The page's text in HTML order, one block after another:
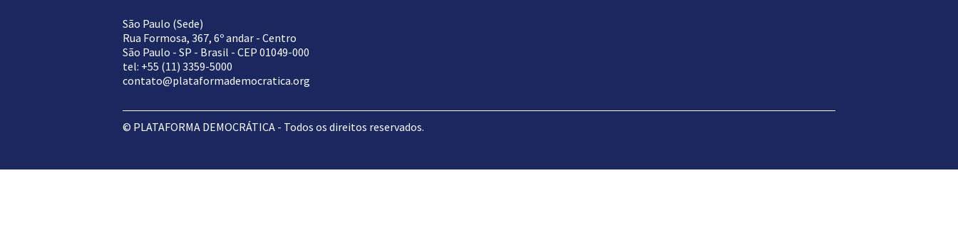
São Paulo (Sede)
Rua Formosa, 367, 6º andar - Centro
São Paulo - SP - Brasil - CEP 01049-000
tel: +55 (11) 3359-5000
contato@plataformademocratica.org
© PLATAFORMA DEMOCRÁTICA - Todos os direitos reservados.